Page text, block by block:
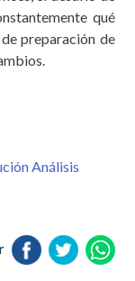
qué
preparación de
Análisis